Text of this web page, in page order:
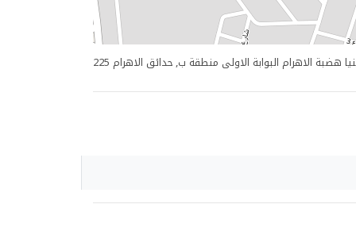
هضبة الاهرام البوابة الاولى منطقة ب, حدائق الاهرام